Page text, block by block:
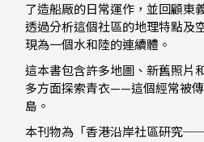
了造船厰的日常運作，並回顧東
透過分析這個社區的地理特點及
現為一個水和陸的連續體。
這本書包含許多地圖、新舊照片
多方面探索青衣——這個經常被
島。
本刊物為「香港沿岸社區研究